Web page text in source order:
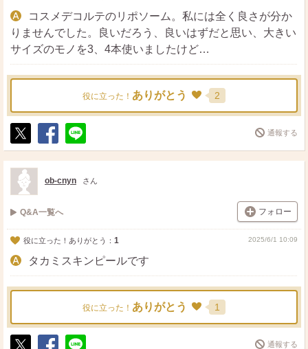
コスメデコルテのリポソーム。私には全く良さが分か
りませんでした。良いだろう、良いはずだと思い、大きい
サイズのモノを3、4本使いましたけど…
役に立った！ ありがとう 2
ポ
ス
ト
シ
ェ
送
る
通報する
ob-cnyn さん
Q&A一覧へ フォロー
役に立った！ありがとう： 1 2025/6/1 10:09
タカミスキンピールです
役に立った！ ありがとう 1
通報する